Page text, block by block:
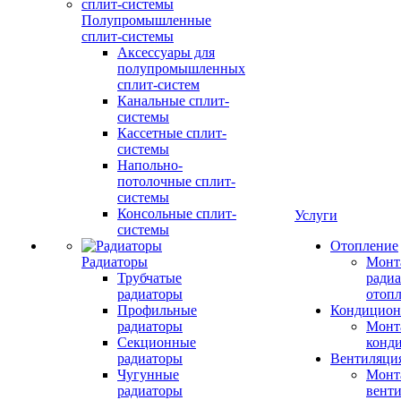
Полупромышленные
сплит-системы
Аксессуары для
полупромышленных
сплит-систем
Канальные сплит-
системы
Кассетные сплит-
системы
Напольно-
потолочные сплит-
системы
Консольные сплит-
системы
Радиаторы
Трубчатые
радиаторы
Профильные
радиаторы
Секционные
радиаторы
Чугунные
радиаторы
Услуги
Отопление